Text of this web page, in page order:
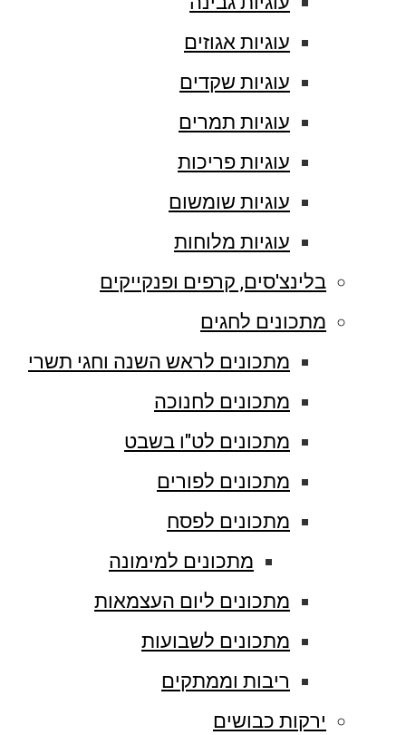
עוגיות אגוזים
עוגיות שקדים
עוגיות תמרים
עוגיות פריכות
עוגיות שומשום
עוגיות מלוחות
בלינצ'סים, קרפים ופנקייקים
מתכונים לחגים
מתכונים לראש השנה וחגי תשרי
מתכונים לחנוכה
מתכונים לט"ו בשבט
מתכונים לפורים
מתכונים לפסח
מתכונים למימונה
מתכונים ליום העצמאות
מתכונים לשבועות
ריבות וממתקים
ירקות כבושים